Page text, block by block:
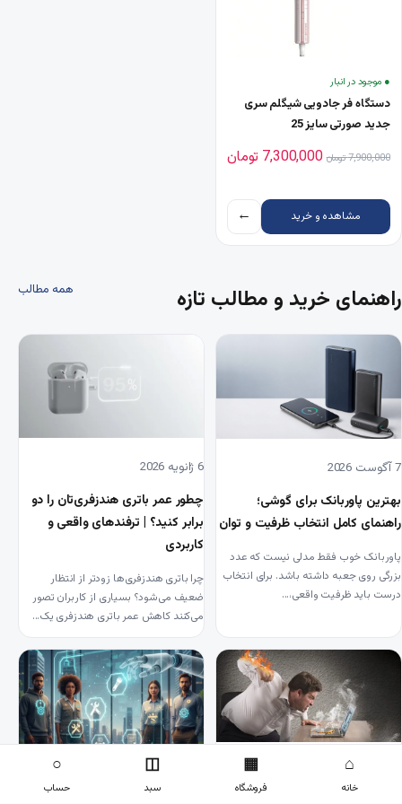
● موجود در انبار
دستگاه فر جادویی شیگلم سری
جدید صورتی سایز 25
7,900,000تومان قیمت اصلی 7,900,000 تومان بود.
7,300,000 تومانقیمت فعلی 7,300,000 تومان است.
مشاهده و خرید ←
راهنمای خرید و مطالب تازه همه مطالب
7 آگوست 2026
بهترین پاوربانک برای گوشی؛
راهنمای کامل انتخاب ظرفیت و توان
پاوربانک خوب فقط مدلی نیست که عدد
بزرگی روی جعبه داشته باشد. برای انتخاب
درست باید ظرفیت واقعی،…
6 ژانویه 2026
چطور عمر باتری هندزفری‌تان را دو
برابر کنید؟ | ترفندهای واقعی و
کاربردی
چرا باتری هندزفری‌ها زودتر از انتظار
ضعیف می‌شود؟ بسیاری از کاربران تصور
می‌کنند کاهش عمر باتری هندزفری یک…
⌂
خانه
▦
فروشگاه
◫
سبد
○
حساب